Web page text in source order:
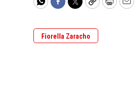
WhatsApp
Facebook
TwitterCopyPrintEmail
Fiorella Zaracho